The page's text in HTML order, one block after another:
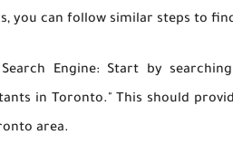
you can follow similar steps to
Engine: Start by
in Toronto." This should
area.